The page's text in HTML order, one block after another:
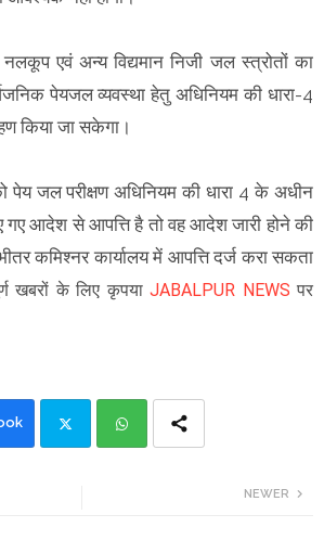
एवं अन्य विद्यमान निजी जल स्त्रोतों का
पेयजल व्यवस्था हेतु अधिनियम की धारा-4
किया जा सकेगा।
पेय जल परीक्षण अधिनियम की धारा 4 के अधीन
गए आदेश से आपत्ति है तो वह आदेश जारी होने की
कमिश्नर कार्यालय में आपत्ति दर्ज करा सकता
खबरों के लिए कृपया JABALPUR NEWS पर
NEWER